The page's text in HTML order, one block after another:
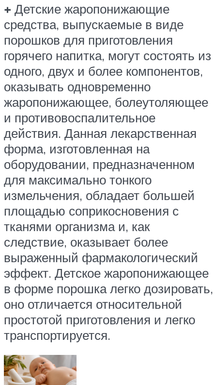
+ Детские жаропонижающие
средства, выпускаемые в виде
порошков для приготовления
горячего напитка, могут состоять из
одного, двух и более компонентов,
оказывать одновременно
жаропонижающее, болеутоляющее
и противовоспалительное
действия. Данная лекарственная
форма, изготовленная на
оборудовании, предназначенном
для максимально тонкого
измельчения, обладает большей
площадью соприкосновения с
тканями организма и, как
следствие, оказывает более
выраженный фармакологический
эффект. Детское жаропонижающее
в форме порошка легко дозировать,
оно отличается относительной
простотой приготовления и легко
транспортируется.